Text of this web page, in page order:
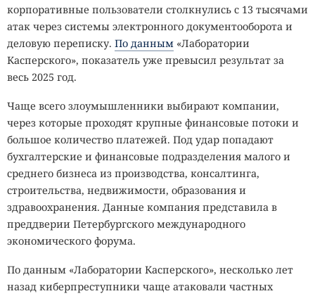
корпоративные пользователи столкнулись с 13 тысячами
атак через системы электронного документооборота и
деловую переписку. По данным «Лаборатории
Касперского», показатель уже превысил результат за
весь 2025 год.
Чаще всего злоумышленники выбирают компании,
через которые проходят крупные финансовые потоки и
большое количество платежей. Под удар попадают
бухгалтерские и финансовые подразделения малого и
среднего бизнеса из производства, консалтинга,
строительства, недвижимости, образования и
здравоохранения. Данные компания представила в
преддверии Петербургского международного
экономического форума.
По данным «Лаборатории Касперского», несколько лет
назад киберпреступники чаще атаковали частных